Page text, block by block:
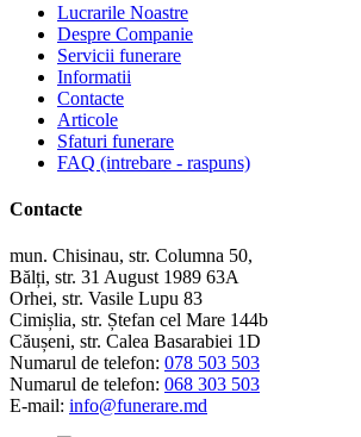
Lucrarile Noastre
Despre Companie
Servicii funerare
Informatii
Contacte
Articole
Sfaturi funerare
FAQ (intrebare - raspuns)
Contacte
mun. Chisinau, str. Columna 50,
Bălți, str. 31 August 1989 63A
Orhei, str. Vasile Lupu 83
Cimișlia, str. Ștefan cel Mare 144b
Căușeni, str. Calea Basarabiei 1D
Numarul de telefon: 078 503 503
Numarul de telefon: 068 303 503
E-mail: info@funerare.md